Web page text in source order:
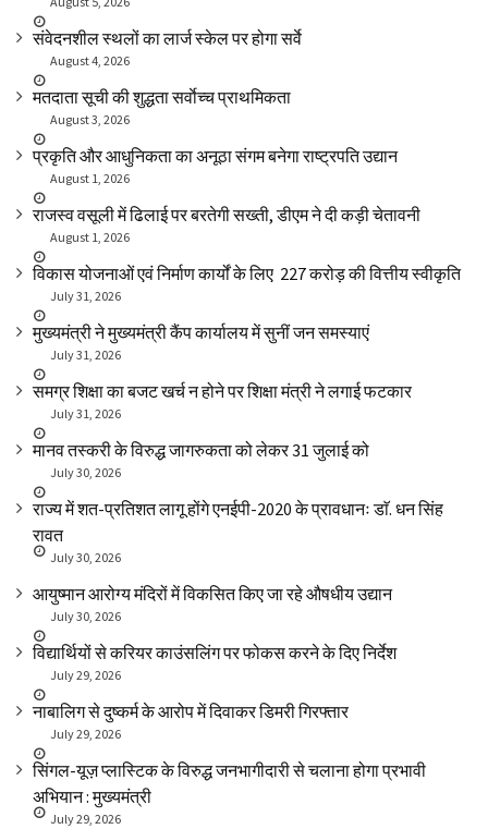
संवेदनशील स्थलों का लार्ज स्केल पर होगा सर्वे
August 4, 2026
मतदाता सूची की शुद्धता सर्वाेच्च प्राथमिकता
August 3, 2026
प्रकृति और आधुनिकता का अनूठा संगम बनेगा राष्ट्रपति उद्यान
August 1, 2026
राजस्व वसूली में ढिलाई पर बरतेगी सख्ती, डीएम ने दी कड़ी चेतावनी
August 1, 2026
विकास योजनाओं एवं निर्माण कार्यों के लिए ₹ 227 करोड़ की वित्तीय स्वीकृति
July 31, 2026
मुख्यमंत्री ने मुख्यमंत्री कैंप कार्यालय में सुनीं जन समस्याएं
July 31, 2026
समग्र शिक्षा का बजट खर्च न होने पर शिक्षा मंत्री ने लगाई फटकार
July 31, 2026
मानव तस्करी के विरुद्ध जागरुकता को लेकर 31 जुलाई को
July 30, 2026
राज्य में शत-प्रतिशत लागू होंगे एनईपी-2020 के प्रावधानः डाॅ. धन सिंह
रावत
July 30, 2026
आयुष्मान आरोग्य मंदिरों में विकसित किए जा रहे औषधीय उद्यान
July 30, 2026
विद्यार्थियों से करियर काउंसलिंग पर फोकस करने के दिए निर्देश
July 29, 2026
नाबालिग से दुष्कर्म के आरोप में दिवाकर डिमरी गिरफ्तार
July 29, 2026
सिंगल-यूज़ प्लास्टिक के विरुद्ध जनभागीदारी से चलाना होगा प्रभावी
अभियान : मुख्यमंत्री
July 29, 2026